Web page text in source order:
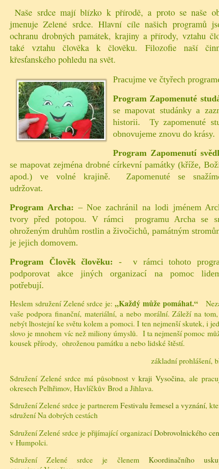
Naše srdce mají blízko k přírodě, a proto se naše
jmenuje Zelené srdce. Hlavní cíle našich programů
ochranu drobných památek, krajiny a přírody, vztahu
také vztahu člověka k člověku. Filozofie naší
křesťanského pohledu na svět.
Pracujme ve čtyřech
Program Zapomenuté
se mapovat studánky a
historii. Ty zapomenuté
obnovujeme znovu do krásy.
Program Zapomenutí
se mapovat zejména drobné církevní památky (kříže,
apod.) ve volné krajině. Zapomenuté se
udržovat.
Program Archa: – Noe zachránil na lodi jménem
tvory před potopou. V rámci programu Archa se
ohroženým druhům rostlin a živočichů, památným
je jejich domovem.
Program Člověk člověku: - v rámci tohoto
podporovat akce jiných organizací na pomoc
potřebují.
Heslem sdružení Zelené srdce je: „Každý může pomáhat.“
vaše podpora finanční, materiální, a nebo morální. Záleží na
nebýt lhostejní ke světu kolem a pomoci. I ten nejmenší skutek, i
slovo je mnohem víc než miliony úmyslů. I ta nejmenší pomoc
kousek přírody, ohroženou památku a nebo lidské štěstí.
základní prohlášení, březen
Sdružení Zelené srdce má působnost vkraji Vysočina, ale
okresech Pelhřimov, Havlíčkův Brod a Jihlava.
Sdružení Zelené srdce je partnerem Festivalu řemesel a vyznání,
sdružení Na dobrých cestách
Sdružení Zelené srdce je přijímající organizacíDobrovolnického
v Humpolci.
Sdružení Zelené srdce je členem Koordinačního